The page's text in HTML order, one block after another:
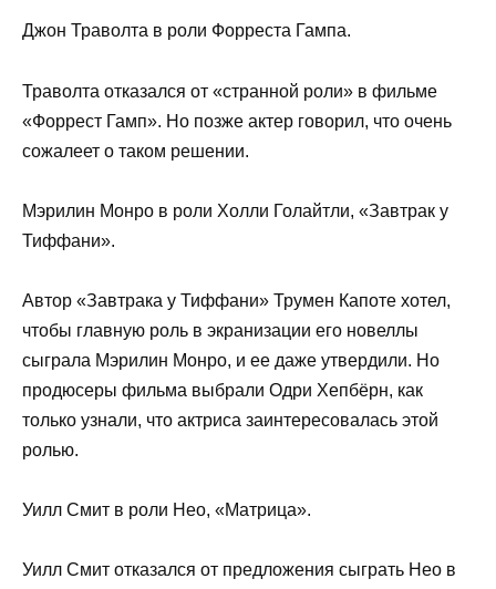
Джон Траволта в роли Форреста Гампа.
Траволта отказался от «странной роли» в фильме
«Форрест Гамп». Но позже актер говорил, что очень
сожалеет о таком решении.
Мэрилин Монро в роли Холли Голайтли, «Завтрак у
Тиффани».
Автор «Завтрака у Тиффани» Трумен Капоте хотел,
чтобы главную роль в экранизации его новеллы
сыграла Мэрилин Монро, и ее даже утвердили. Но
продюсеры фильма выбрали Одри Хепбёрн, как
только узнали, что актриса заинтересовалась этой
ролью.
Уилл Смит в роли Нео, «Матрица».
Уилл Смит отказался от предложения сыграть Нео в